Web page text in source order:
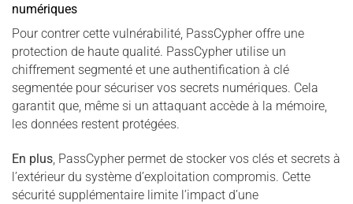
numériques
Pour contrer cette vulnérabilité, PassCypher offre une
protection de haute qualité. PassCypher utilise un
chiffrement segmenté et une authentification à clé
segmentée pour sécuriser vos secrets numériques. Cela
garantit que, même si un attaquant accède à la mémoire,
les données restent protégées.
En plus, PassCypher permet de stocker vos clés et secrets à
l’extérieur du système d’exploitation compromis. Cette
sécurité supplémentaire limite l’impact d’une